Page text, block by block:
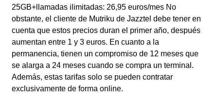
25GB+llamadas ilimitadas: 26,95 euros/mes No
obstante, el cliente de Mutriku de Jazztel debe tener en
cuenta que estos precios duran el primer año, después
aumentan entre 1 y 3 euros. En cuanto a la
permanencia, tienen un compromiso de 12 meses que
se alarga a 24 meses cuando se compra un terminal.
Además, estas tarifas solo se pueden contratar
exclusivamente de forma online.